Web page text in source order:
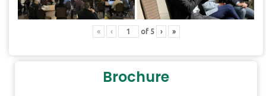
« ‹ of 5 › »
Brochure